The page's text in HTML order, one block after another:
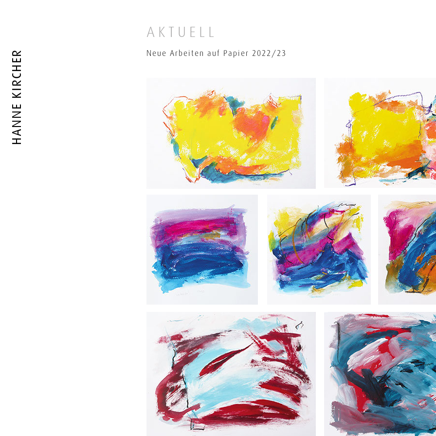
AKTUELL
Neue Arbeiten auf Papier 2022/23
HANNE KIRCHER